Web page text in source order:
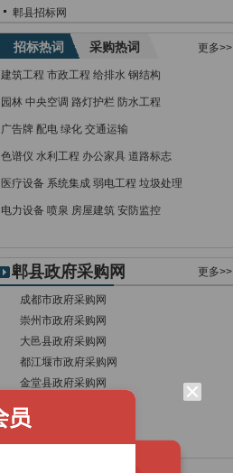
郫县招标网
更多>>
招标热词 采购热词
建筑工程 市政工程 给排水 钢结构
园林 中央空调 路灯护栏 防水工程
广告牌 配电 绿化 交通运输
色谱仪 水利工程 办公家具 道路标志
医疗设备 系统集成 弱电工程 垃圾处理
电力设备 喷泉 房屋建筑 安防监控
郫县政府采购网 更多>>
成都市政府采购网
崇州市政府采购网
大邑县政府采购网
都江堰市政府采购网
金堂县政府采购网
蒲江县政府采购网
双流县政府采购网